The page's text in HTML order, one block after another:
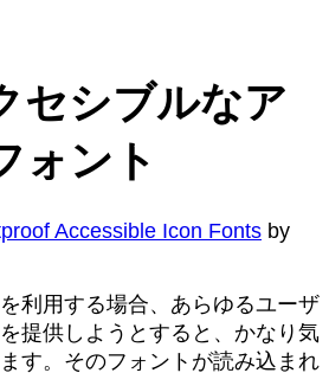
セシブルなア
ォント
Accessible Icon Fonts by
利用する場合、あらゆるユーザ
提供しようとすると、かなり気
す。そのフォントが読み込まれ